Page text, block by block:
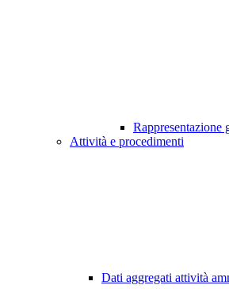
Rappresentazione
Attività e procedimenti
Dati aggregati attività